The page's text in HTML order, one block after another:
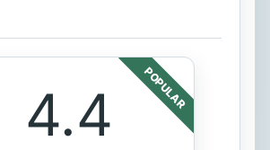
POPULAR
4.4